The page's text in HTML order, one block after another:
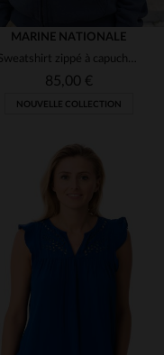
TAILLES DISPONIBLES
MARINE NATIONALE
Sweatshirt zippé à capuche bleu marine brodé cocarde
85,00 €
NOUVELLE COLLECTION